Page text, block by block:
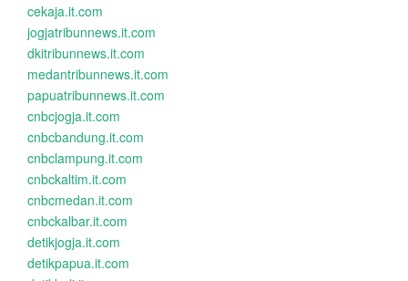
cekaja.it.com
jogjatribunnews.it.com
dkitribunnews.it.com
medantribunnews.it.com
papuatribunnews.it.com
cnbcjogja.it.com
cnbcbandung.it.com
cnbclampung.it.com
cnbckaltim.it.com
cnbcmedan.it.com
cnbckalbar.it.com
detikjogja.it.com
detikpapua.it.com